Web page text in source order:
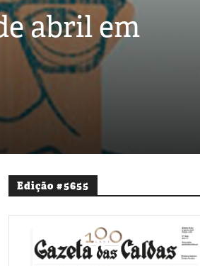
abril em
Edição #5655